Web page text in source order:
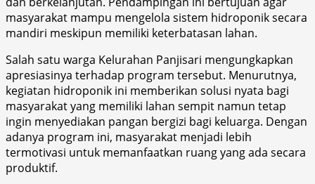
masyarakat mampu mengelola sistem hidroponik secara
mandiri meskipun memiliki keterbatasan lahan.
Salah satu warga Kelurahan Panjisari mengungkapkan
apresiasinya terhadap program tersebut. Menurutnya,
kegiatan hidroponik ini memberikan solusi nyata bagi
masyarakat yang memiliki lahan sempit namun tetap
ingin menyediakan pangan bergizi bagi keluarga. Dengan
adanya program ini, masyarakat menjadi lebih
termotivasi untuk memanfaatkan ruang yang ada secara
produktif.